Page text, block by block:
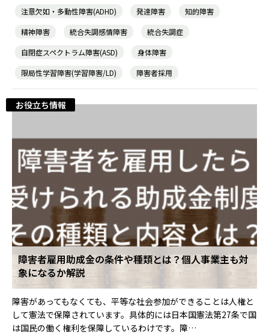
注意欠如・多動性障害(ADHD)
発達障害
知的障害
精神障害
統合失調感情障害
統合失調症
自閉症スペクトラム障害(ASD)
身体障害
限局性学習障害(学習障害/LD)
障害者採用
お役立ち情報
障害者雇用助成金の条件や種類とは？個人事業主も対
象になるか解説
障害があってもなくても、平等な社会参加ができることは人権と
して憲法で保障されています。具体的には日本国憲法第27条で国
は国民の働く権利を保障しているわけです。障…
メニューを閉じる